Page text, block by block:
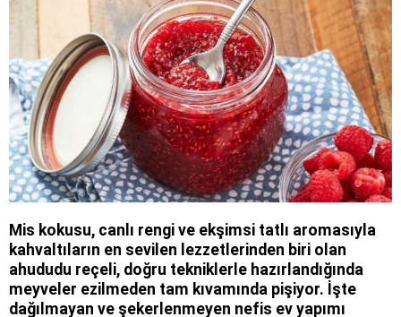
Mis kokusu, canlı rengi ve ekşimsi tatlı aromasıyla
kahvaltıların en sevilen lezzetlerinden biri olan
ahududu reçeli, doğru tekniklerle hazırlandığında
meyveler ezilmeden tam kıvamında pişiyor. İşte
dağılmayan ve şekerlenmeyen nefis ev yapımı